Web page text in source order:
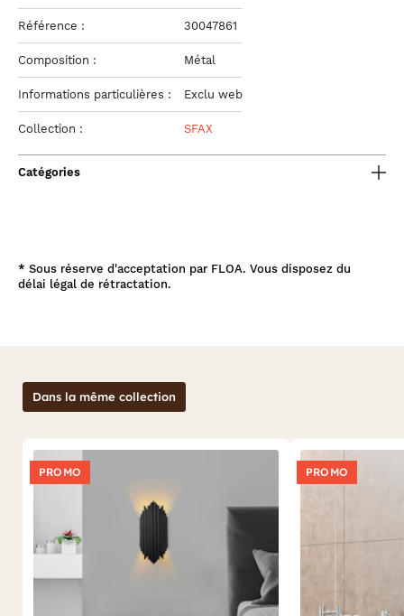
Référence : 30047861
Composition : Métal
Informations particulières : Exclu web
Collection : SFAX
Catégories
* Sous réserve d'acceptation par FLOA. Vous disposez du
délai légal de rétractation.
Dans la même collection
PROMO PROMO